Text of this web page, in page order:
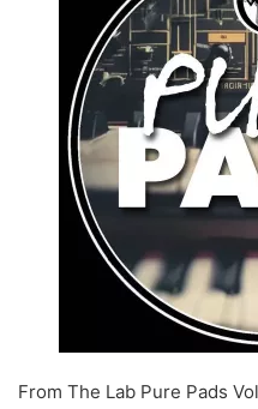
From The Lab Pure Pads